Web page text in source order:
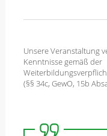
Unsere Veranstaltung
Kenntnisse gemäß der
(§§ 34c, GewO, 15b